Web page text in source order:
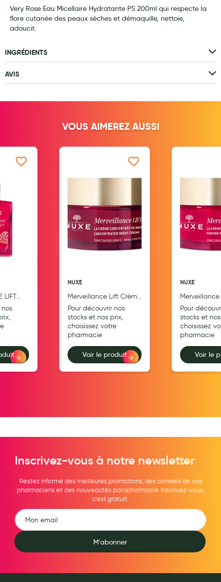
Alimentation
Soins enfant
Tisanes allaitement et compléments alimentaires
Gammes spécifiques tisanes allaitement et compléments
Aromathérapie
Diététique minceur
Régimes médicaux
Gemmothérapie
Confiserie
Voies respiratoires
Compléments alimentaires
Médicaments et Santé
Pansements
Hygiène nasale
Piqûres insectes
Appareils
Contention veineuse
Contactologie
Very Rose Eau Micellaire Hydratante PS 200ml qui respecte la
flore cutanée des peaux sèches et démaquille, nettoie,
adoucit.
INGRÉDIENTS
AVIS
VOUS AIMEREZ AUSSI
LIFT
liste d’envie
NUXE
Merveillance Lift Crème
nuit 50ml
Pour découvrir nos
stocks et nos prix,
choisissez votre
pharmacie
Voir le produit
Ajouter à ma liste d’envie
NUXE
poudrée
Pour
stocks et
choisissez
pharmacie
Voir le
Inscrivez-vous à notre newsletter
Restez informé des meilleures promotions, des conseils de vos
pharmaciens et des nouveautés parapharmacie. Inscrivez-vous,
c'est gratuit.
M'abonner